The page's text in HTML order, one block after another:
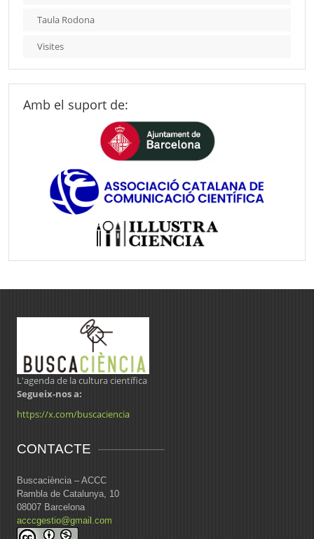
Taula Rodona
Visites
Amb el suport de:
L'agenda de la cultura científica
Segueix-nos a:
https://x.com/buscaciencia
CONTACTE
Buscaciència – ACCC
Rambla de Catalunya, 10
08007 Barcelona
acccgestio@gmail.com